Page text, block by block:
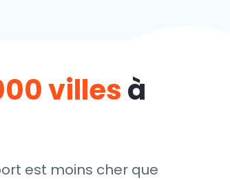
villesà
est moins cher que